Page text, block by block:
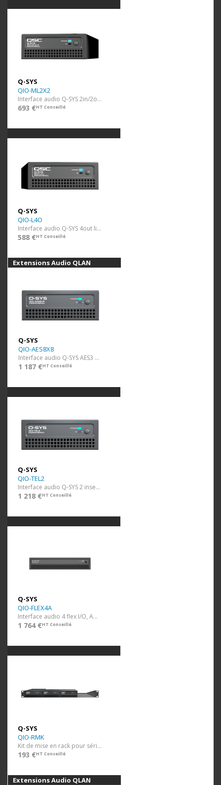
Q-SYS
QIO-ML2X2
Interface audio Q-SYS 2in/2out mic/line, POE
693 €HT Conseillé
Q-SYS
QIO-L4O
Interface audio Q-SYS 4out line, POE
588 €HT Conseillé
Extensions Audio QLAN
Q-SYS
QIO-AES8X8
Interface audio Q-SYS AES3 8x8
1 187 €HT Conseillé
Q-SYS
QIO-TEL2
Interface audio Q-SYS 2 inserts tél RJ11 PoE
1 218 €HT Conseillé
Q-SYS
QIO-FLEX4A
Interface audio 4 flex I/O, Amp, RS232
1 764 €HT Conseillé
Q-SYS
QIO-RMK
Kit de mise en rack pour série QIO
193 €HT Conseillé
Extensions Audio QLAN